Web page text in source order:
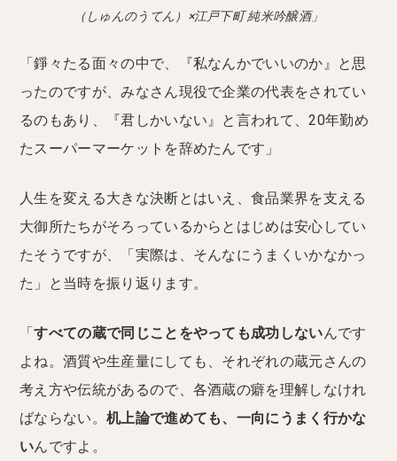
（しゅんのうてん）×江戸下町 純米吟醸酒」
「錚々たる面々の中で、『私なんかでいいのか』と思
ったのですが、みなさん現役で企業の代表をされてい
るのもあり、『君しかいない』と言われて、20年勤め
たスーパーマーケットを辞めたんです」
人生を変える大きな決断とはいえ、食品業界を支える
大御所たちがそろっているからとはじめは安心してい
たそうですが、「実際は、そんなにうまくいかなかっ
た」と当時を振り返ります。
「すべての蔵で同じことをやっても成功しないんです
よね。酒質や生産量にしても、それぞれの蔵元さんの
考え方や伝統があるので、各酒蔵の癖を理解しなけれ
ばならない。 机上論で進めても、一向にうまく行かな
いんですよ。